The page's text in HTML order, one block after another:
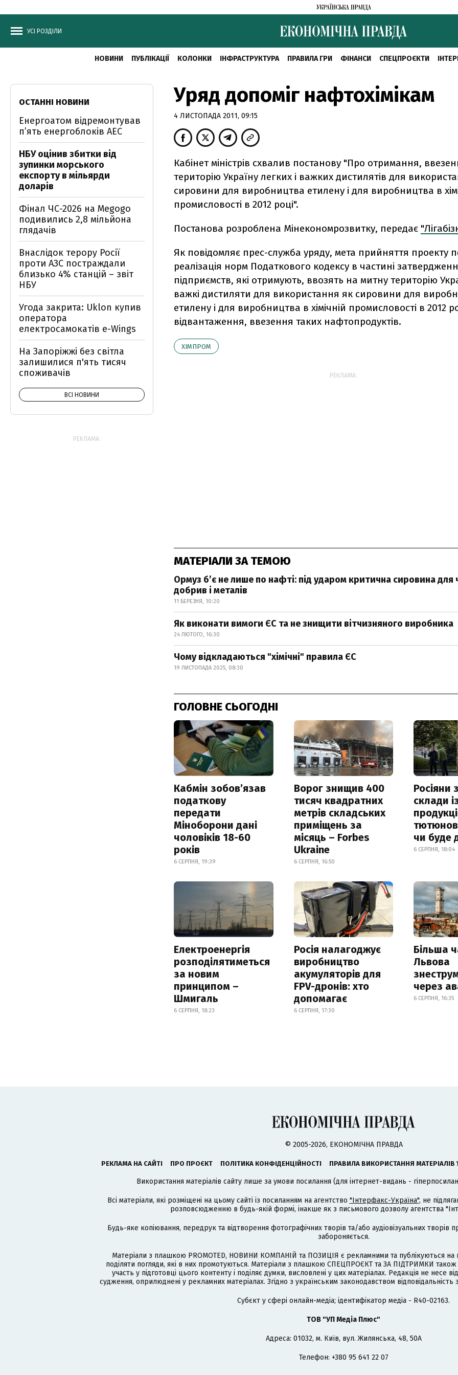
УСІ РОЗДІЛИ
НОВИНИ ПУБЛІКАЦІЇ КОЛОНКИ ІНФРАСТРУКТУРА ПРАВИЛА ГРИ ФІНАНСИ СПЕЦПРОЄКТИ
Уряд допоміг нафтохімікам
4 ЛИСТОПАДА 2011, 09:15
Кабінет міністрів схвалив постанову "Про отримання,
територію Україну легких і важких дистилятів для
сировини для виробництва етилену і для виробництва в
промисловості в 2012 році".
Постанова розроблена Мінекономрозвитку, передає
Як повідомляє прес-служба уряду, мета прийняття проекту
реалізація норм Податкового кодексу в частині
підприємств, які отримують, ввозять на митну територію
важкі дистиляти для використання як сировини для
етилену і для виробництва в хімічній промисловості в 2012
відвантаження, ввезення таких нафтопродуктів.
ХІМПРОМ
РЕКЛАМА:
МАТЕРІАЛИ ЗА ТЕМОЮ
Ормуз б’є не лише по нафті: під ударом критична сировина для
добрив і металів
11 БЕРЕЗНЯ, 10:20
Як виконати вимоги ЄС та не знищити вітчизняного виробника
24 ЛЮТОГО, 16:30
Чому відкладаються "хімічні" правила ЄС
19 ЛИСТОПАДА 2025, 08:30
ГОЛОВНЕ СЬОГОДНІ
Кабмін зобовʼязав
податкову
передати
Міноборони дані
чоловіків 18-60
років
6 СЕРПНЯ, 19:39
Ворог знищив 400
тисяч квадратних
метрів складських
приміщень за
місяць – Forbes
Ukraine
6 СЕРПНЯ, 16:50
Росіяни
склади
чи буде
6 СЕРПНЯ, 18:04
Електроенергія
розподілятиметься
за новим
принципом –
Шмигаль
6 СЕРПНЯ, 18:23
Росія налагоджує
виробництво
акумуляторів для
FPV-дронів: хто
допомагає
6 СЕРПНЯ, 17:30
Більша
Львова
через
6 СЕРПНЯ, 16:35
ОСТАННІ НОВИНИ
Енергоатом відремонтував
п’ять енергоблоків АЕС
НБУ оцінив збитки від
зупинки морського
експорту в мільярди
доларів
Фінал ЧС-2026 на Megogo
подивились 2,8 мільйона
глядачів
Внаслідок терору Росії
проти АЗС постраждали
близько 4% станцій – звіт
НБУ
Угода закрита: Uklon купив
оператора
електросамокатів e-Wings
На Запоріжжі без світла
залишилися п'ять тисяч
споживачів
ВСІ НОВИНИ
РЕКЛАМА:
© 2005-2026, ЕКОНОМІЧНА ПРАВДА
РЕКЛАМА НА САЙТІ ПРО ПРОЄКТ ПОЛІТИКА КОНФІДЕНЦІЙНОСТІ ПРАВИЛА ВИКОРИСТАННЯ МАТЕРІАЛІВ
Використання матеріалів сайту лише за умови посилання (для інтернет-видань -
Всі матеріали, які розміщені на цьому сайті із посиланням на агентство "Інтерфакс-Україна", не
розповсюдженню в будь-якій формі, інакше як з письмового дозволу агентства
Будь-яке копіювання, передрук та відтворення фотографічних творів та/або аудіовізуальних
забороняється.
Матеріали з плашкою PROMOTED, НОВИНИ КОМПАНІЙ та ПОЗИЦІЯ є рекламними та публікуються на
поділяти погляди, які в них промотуються. Матеріали з плашкою СПЕЦПРОЄКТ та ЗА ПІДТРИМКИ
участь у підготовці цього контенту і поділяє думки, висловлені у цих матеріалах. Редакція не несе
судження, оприлюднені у рекламних матеріалах. Згідно з українським законодавством
Cубєкт у сфері онлайн-медіа; ідентифікатор медіа - R40-02163.
ТОВ "УП Медіа Плюс"
Адреса: 01032, м. Київ, вул. Жилянська, 48, 50А
Телефон: +380 95 641 22 07